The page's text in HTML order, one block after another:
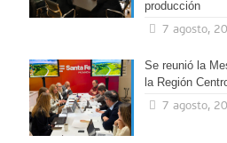
producción
7 agosto,
Se reunió la
la Región
7 agosto,